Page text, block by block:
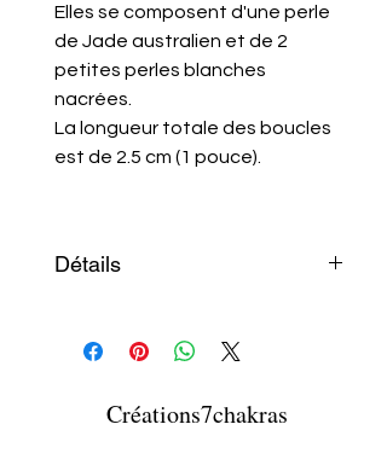
Elles se composent d'une perle
de Jade australien et de 2
petites perles blanches
nacrées.
La longueur totale des boucles
est de 2.5 cm (1 pouce).
Détails
inoxydable. Ils ne terniront pas
Créations7chakras